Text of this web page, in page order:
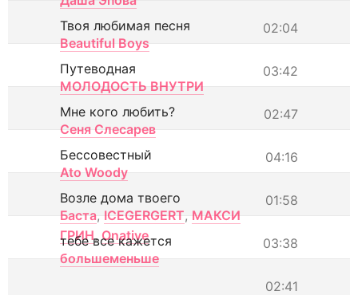
02:04
Твоя любимая песня
Beautiful Boys
03:42
Путеводная
МОЛОДОСТЬ ВНУТРИ
02:47
Мне кого любить?
Сеня Слесарев
04:16
Бессовестный
Ato Woody
01:58
Возле дома твоего
Баста, ICEGERGERT, МАКСИ
ГРИН, Onative 03:38
тебе все кажется
большеменьше
02:41